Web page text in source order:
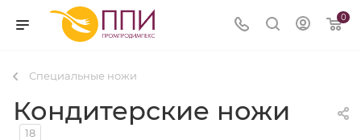
0
Специальные ножи
Кондитерские ножи
18